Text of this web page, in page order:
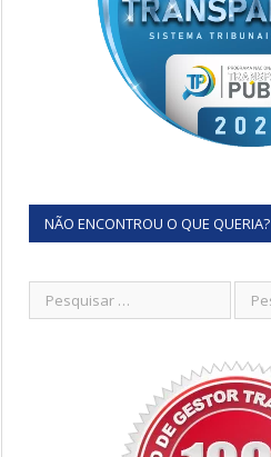
NÃO ENCONTROU O QUE QUERIA?